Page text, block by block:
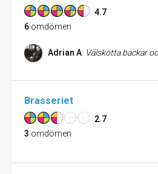
4.7
6 omdömen
Adrian A: Välskötta backar
Brasseriet
2.7
3 omdömen